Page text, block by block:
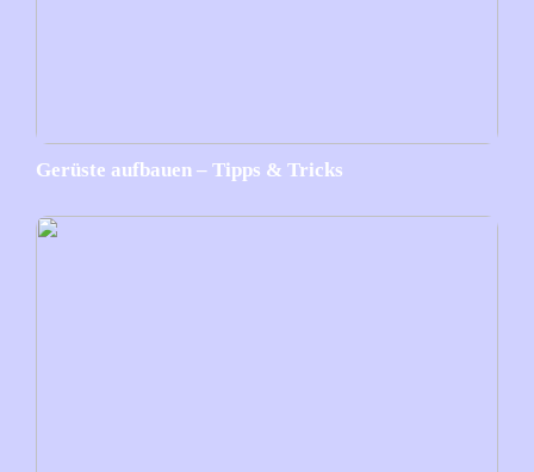
Gerüste aufbauen – Tipps & Tricks